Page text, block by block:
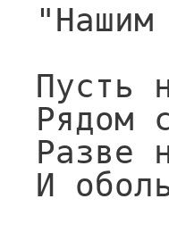
Пусть
Рядом
Разве
И